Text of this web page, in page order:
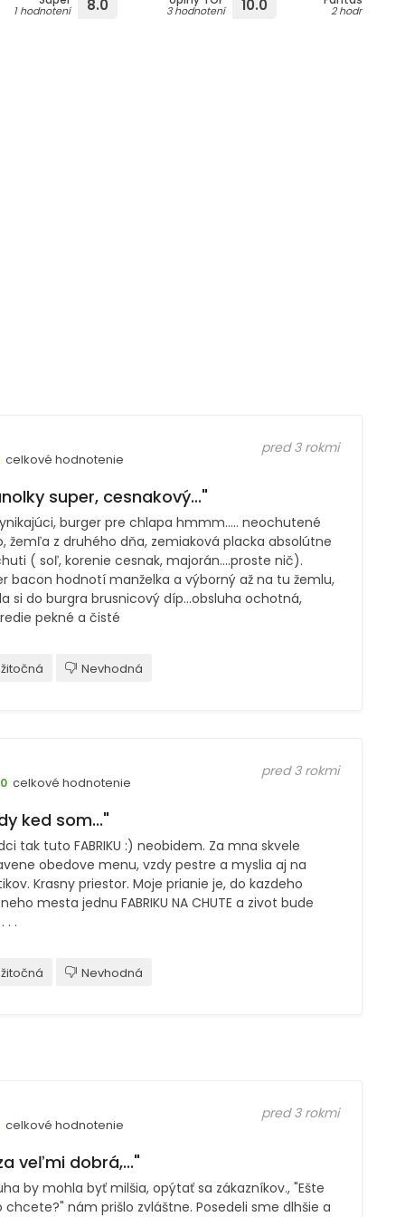
1 hodnotení 8.0 3 hodnotení 10.0 2 hodnotení
celkové hodnotenie
pred 3 rokmi
super, cesnakový..."
burger pre chlapa hmmm..... neochutené
žemľa z druhého dňa, zemiaková placka absolútne
( soľ, korenie cesnak, majorán....proste nič).
bacon hodnotí manželka a výborný až na tu žemlu,
si do burgra brusnicový díp...obsluha ochotná,
pekné a čisté
Nevhodná
celkové hodnotenie
pred 3 rokmi
ked som..."
tak tuto FABRIKU :) neobidem. Za mna skvele
obedove menu, vzdy pestre a myslia aj na
Krasny priestor. Moje prianie je, do kazdeho
mesta jednu FABRIKU NA CHUTE a zivot bude
. .
Nevhodná
celkové hodnotenie
pred 3 rokmi
veľmi dobrá,..."
by mohla byť milšia, opýtať sa zákazníkov., "Ešte
chcete?" nám prišlo zvláštne. Posedeli sme dlhšie a